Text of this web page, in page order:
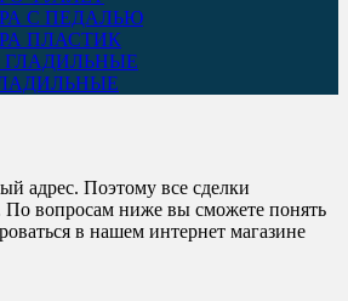
С ПЕДАЛЬЮ
ПЛАСТИК
адрес. Поэтому все сделки
По вопросам ниже вы сможете понять
в нашем интернет магазине